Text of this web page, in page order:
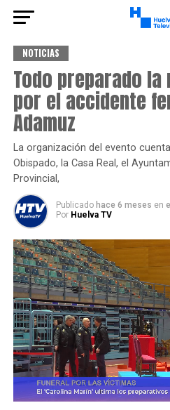
NOTICIAS
Todo preparado
por el accidente
Adamuz
La organización del evento
Obispado, la Casa Real, el
Provincial,
Publicado hace 6 meses en
Por Huelva TV